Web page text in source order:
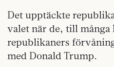
Det upptäckte
valet när de, till många
republikaners
med Donald Trump.